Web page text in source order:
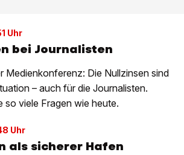
Uhr
bei Journalisten
Medienkonferenz: Die Nullzinsen sind
– auch für die Journalisten.
so viele Fragen wie heute.
Uhr
als sicherer Hafen